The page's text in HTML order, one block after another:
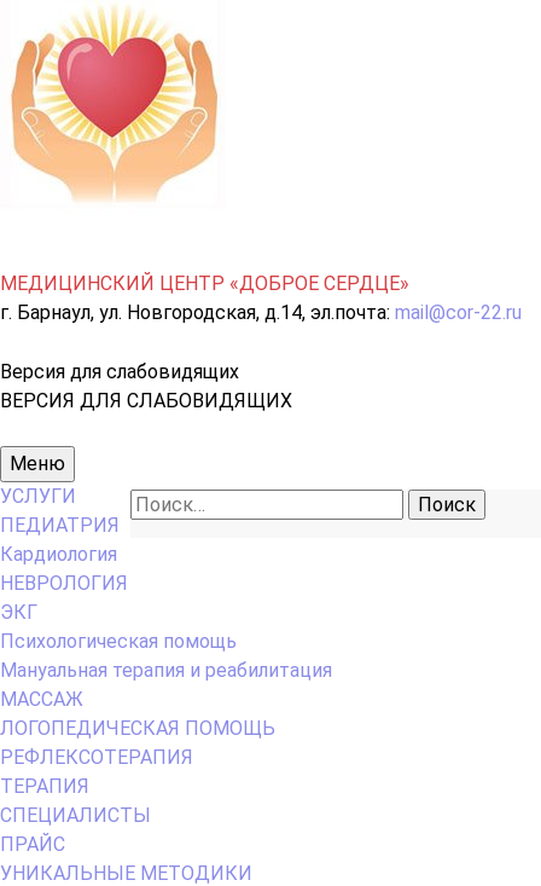
МЕДИЦИНСКИЙ ЦЕНТР «ДОБРОЕ СЕРДЦЕ»
г. Барнаул, ул. Новгородская, д.14, эл.почта: mail@cor-22.ru
Версия для слабовидящих
ВЕРСИЯ ДЛЯ СЛАБОВИДЯЩИХ
Основное
меню
Меню
Найти:
УСЛУГИ
ПЕДИАТРИЯ
Кардиология
НЕВРОЛОГИЯ
ЭКГ
Психологическая помощь
Мануальная терапия и реабилитация
МАССАЖ
ЛОГОПЕДИЧЕСКАЯ ПОМОЩЬ
РЕФЛЕКСОТЕРАПИЯ
ТЕРАПИЯ
СПЕЦИАЛИСТЫ
ПРАЙС
УНИКАЛЬНЫЕ МЕТОДИКИ